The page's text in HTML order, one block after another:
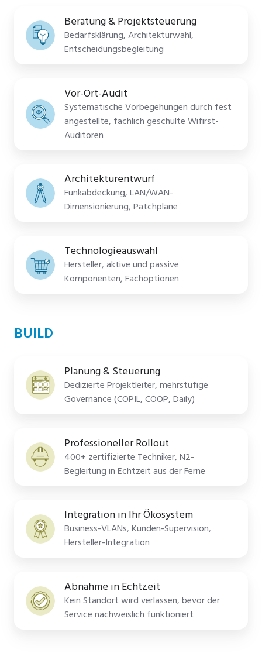
Beratung & Projektsteuerung
Bedarfsklärung, Architekturwahl,
Entscheidungsbegleitung
Vor-Ort-Audit
Systematische Vorbegehungen durch fest
angestellte, fachlich geschulte Wifirst-
Auditoren
Architekturentwurf
Funkabdeckung, LAN/WAN-
Dimensionierung, Patchpläne
Technologieauswahl
Hersteller, aktive und passive
Komponenten, Fachoptionen
BUILD
Planung & Steuerung
Dedizierte Projektleiter, mehrstufige
Governance (COPIL, COOP, Daily)
Professioneller Rollout
400+ zertifizierte Techniker, N2-
Begleitung in Echtzeit aus der Ferne
Integration in Ihr Ökosystem
Business-VLANs, Kunden-Supervision,
Hersteller-Integration
Abnahme in Echtzeit
Kein Standort wird verlassen, bevor der
Service nachweislich funktioniert